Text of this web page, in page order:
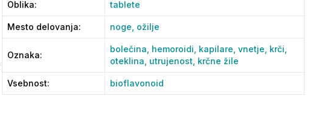
Oblika: tablete
Mesto delovanja: noge, ožilje
Oznaka:
bolečina, hemoroidi, kapilare, vnetje, krči,
oteklina, utrujenost, krčne žile
Vsebnost: bioflavonoid